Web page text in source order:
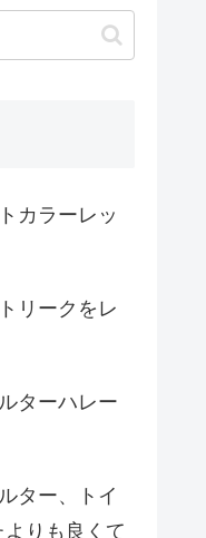
カラーレッ
リークをレ
ターハレー
ター、トイ
りも良くて